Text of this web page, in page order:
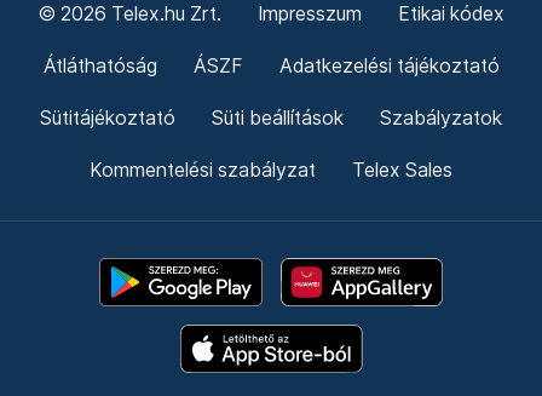
© 2026 Telex.hu Zrt. Impresszum Etikai kódex
Átláthatóság ÁSZF Adatkezelési tájékoztató
Sütitájékoztató Süti beállítások Szabályzatok
Kommentelési szabályzat Telex Sales